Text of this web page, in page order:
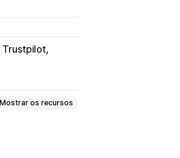
Trustpilot
Mostrar os recursos